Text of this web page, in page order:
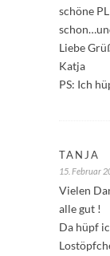
schöne
Liebe
Katja
PS: Ich
TANJA
15. Februar
Vielen
alle gut !
Da hüpf